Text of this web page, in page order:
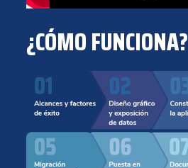
¿CÓMO FUNCIONA?